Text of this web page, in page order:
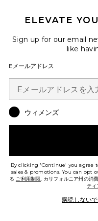
ELEVATE
Sign up for our email
like
Eメールアドレス
ウィメンズ
By clicking 'Continue' you agree
sales & promotions. You can opt
る ご利用制限. カリフォルニア州の消
ティ
購読しない